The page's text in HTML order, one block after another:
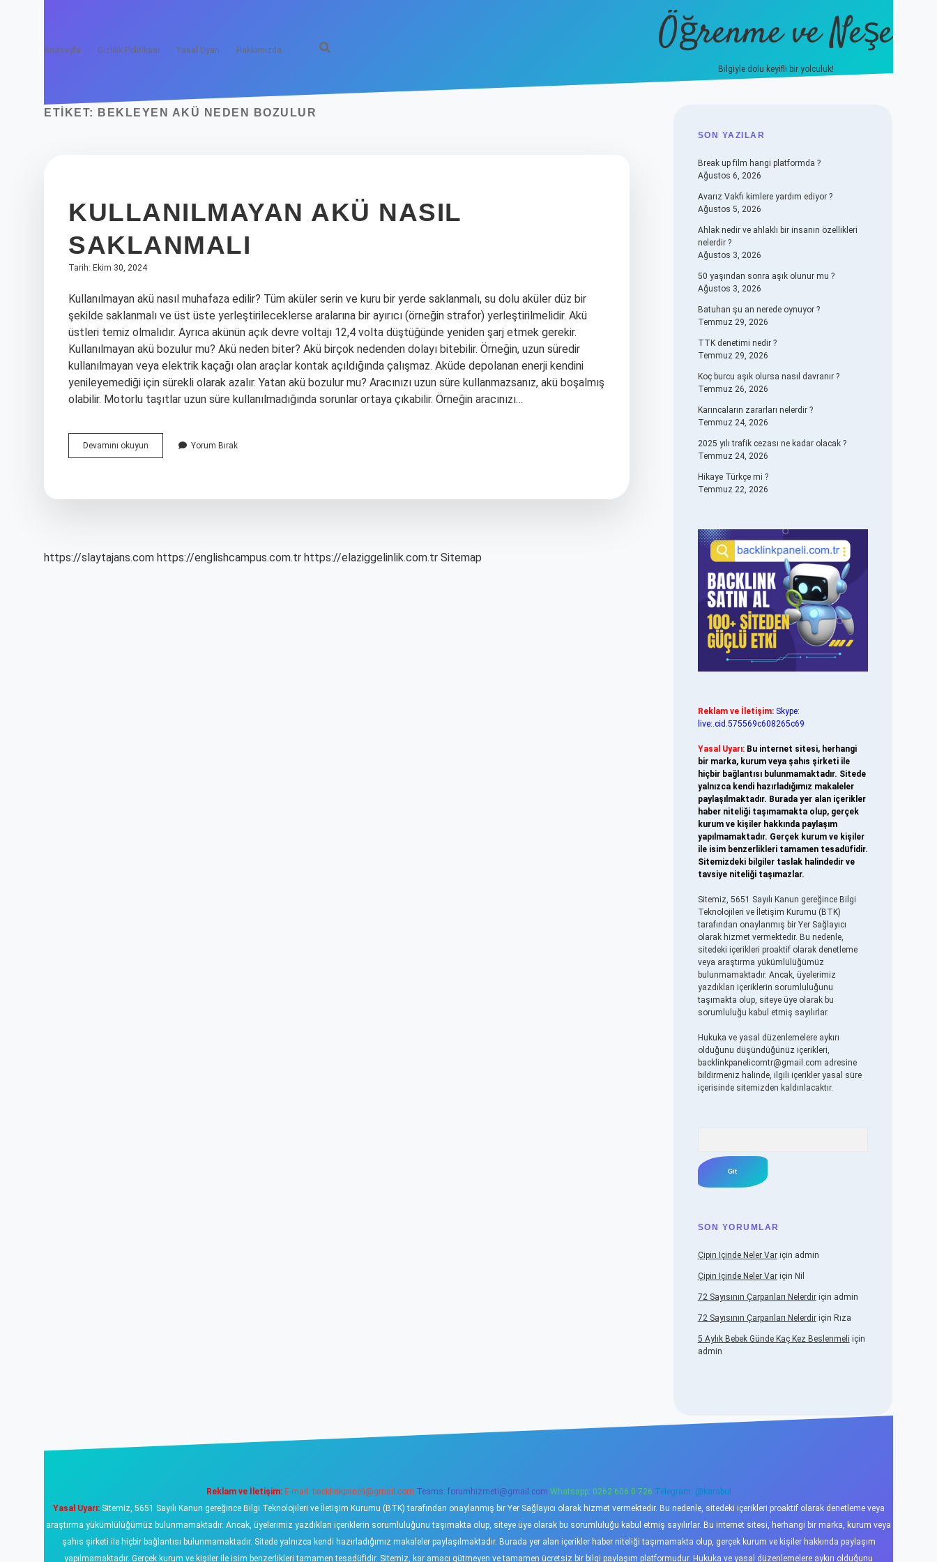
Anasayfa Gizlilik Politikası Yasal Uyarı Hakkımızda Öğrenme ve Neşe
Bilgiyle dolu keyifli bir yolculuk!
ETIKET: BEKLEYEN AKÜ NEDEN BOZULUR
KULLANILMAYAN AKÜ NASIL
SAKLANMALI
Tarih: Ekim 30, 2024
Kullanılmayan akü nasıl muhafaza edilir? Tüm aküler serin ve kuru bir yerde saklanmalı, su dolu aküler düz bir
şekilde saklanmalı ve üst üste yerleştirileceklerse aralarına bir ayırıcı (örneğin strafor) yerleştirilmelidir. Akü
üstleri temiz olmalıdır. Ayrıca akünün açık devre voltajı 12,4 volta düştüğünde yeniden şarj etmek gerekir.
Kullanılmayan akü bozulur mu? Akü neden biter? Akü birçok nedenden dolayı bitebilir. Örneğin, uzun süredir
kullanılmayan veya elektrik kaçağı olan araçlar kontak açıldığında çalışmaz. Aküde depolanan enerji kendini
yenileyemediği için sürekli olarak azalır. Yatan akü bozulur mu? Aracınızı uzun süre kullanmazsanız, akü boşalmış
olabilir. Motorlu taşıtlar uzun süre kullanılmadığında sorunlar ortaya çıkabilir. Örneğin aracınızı…
Devamını okuyun Kullanılmayan
Akü
Yorum Bırak
https://slaytajans.com https://englishcampus.com.tr https://elaziggelinlik.com.tr Sitemap
SIDEBAR
SON YAZILAR
Break up film hangi platformda ?
Ağustos 6, 2026
Avarız Vakfı kimlere yardım ediyor ?
Ağustos 5, 2026
Ahlak nedir ve ahlaklı bir insanın özellikleri
nelerdir ?
Ağustos 3, 2026
50 yaşından sonra aşık olunur mu ?
Ağustos 3, 2026
Batuhan şu an nerede oynuyor ?
Temmuz 29, 2026
TTK denetimi nedir ?
Temmuz 29, 2026
Koç burcu aşık olursa nasıl davranır ?
Temmuz 26, 2026
Karıncaların zararları nelerdir ?
Temmuz 24, 2026
2025 yılı trafik cezası ne kadar olacak ?
Temmuz 24, 2026
Hikaye Türkçe mi ?
Temmuz 22, 2026
Reklam ve İletişim: Skype:
live:.cid.575569c608265c69
Yasal Uyarı: Bu internet sitesi, herhangi
bir marka, kurum veya şahıs şirketi ile
hiçbir bağlantısı bulunmamaktadır. Sitede
yalnızca kendi hazırladığımız makaleler
paylaşılmaktadır. Burada yer alan içerikler
haber niteliği taşımamakta olup, gerçek
kurum ve kişiler hakkında paylaşım
yapılmamaktadır. Gerçek kurum ve kişiler
ile isim benzerlikleri tamamen tesadüfidir.
Sitemizdeki bilgiler taslak halindedir ve
tavsiye niteliği taşımazlar.
Sitemiz, 5651 Sayılı Kanun gereğince Bilgi
Teknolojileri ve İletişim Kurumu (BTK)
tarafından onaylanmış bir Yer Sağlayıcı
olarak hizmet vermektedir. Bu nedenle,
sitedeki içerikleri proaktif olarak denetleme
veya araştırma yükümlülüğümüz
bulunmamaktadır. Ancak, üyelerimiz
yazdıkları içeriklerin sorumluluğunu
taşımakta olup, siteye üye olarak bu
sorumluluğu kabul etmiş sayılırlar.
Hukuka ve yasal düzenlemelere aykırı
olduğunu düşündüğünüz içerikleri,
backlinkpanelicomtr@gmail.com adresine
bildirmeniz halinde, ilgili içerikler yasal süre
içerisinde sitemizden kaldırılacaktır.
SON YORUMLAR
Çipin Içinde Neler Variçin admin
Çipin Içinde Neler Variçin Nil
72 Sayısının Çarpanları Nelerdiriçin admin
72 Sayısının Çarpanları Nelerdiriçin Rıza
5 Aylık Bebek Günde Kaç Kez Beslenmeli için
admin
Reklam ve İletişim: E-mail: backlinkpaneli@gmail.com Teams: forumhizmeti@gmail.com Whatsapp: 0262 606 0 726 Telegram: @karabul
Yasal Uyarı:Sitemiz, 5651 Sayılı Kanun gereğince Bilgi Teknolojileri ve İletişim Kurumu (BTK) tarafından onaylanmış bir Yer Sağlayıcı olarak hizmet vermektedir. Bu nedenle, sitedeki içerikleri proaktif olarak denetleme veya
araştırma yükümlülüğümüz bulunmamaktadır. Ancak, üyelerimiz yazdıkları içeriklerin sorumluluğunu taşımakta olup, siteye üye olarak bu sorumluluğu kabul etmiş sayılırlar. Bu internet sitesi, herhangi bir marka, kurum veya
şahıs şirketi ile hiçbir bağlantısı bulunmamaktadır. Sitede yalnızca kendi hazırladığımız makaleler paylaşılmaktadır. Burada yer alan içerikler haber niteliği taşımamakta olup, gerçek kurum ve kişiler hakkında paylaşım
yapılmamaktadır. Gerçek kurum ve kişiler ile isim benzerlikleri tamamen tesadüfidir. Sitemiz, kar amacı gütmeyen ve tamamen ücretsiz bir bilgi paylaşım platformudur. Hukuka ve yasal düzenlemelere aykırı olduğunu